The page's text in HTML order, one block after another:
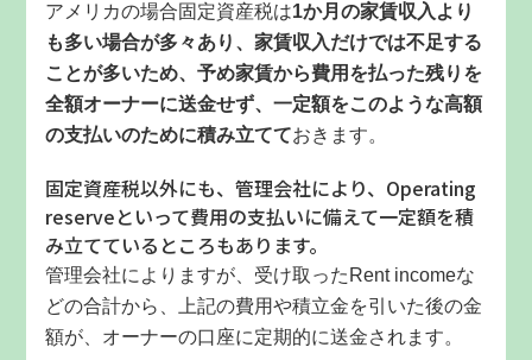
アメリカの場合固定資産税は1か月の家賃収入より
も多い場合が多々あり、家賃収入だけでは不足する
ことが多いため、予め家賃から費用を払った残りを
全額オーナーに送金せず、一定額をこのような高額
の支払いのために積み立てておきます。
固定資産税以外にも、管理会社により、Operating
reserveといって費用の支払いに備えて一定額を積
み立てているところもあります。
管理会社によりますが、受け取ったRent incomeな
どの合計から、上記の費用や積立金を引いた後の金
額が、オーナーの口座に定期的に送金されます。